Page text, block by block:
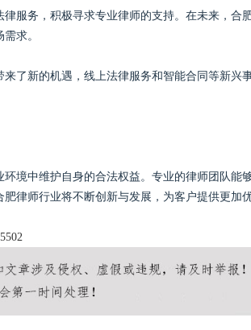
服务，积极寻求专业律师的支持。在未来，合
求。
了新的机遇，线上法律服务和智能合同等新兴
境中维护自身的合法权益。专业的律师团队能
律师行业将不断创新与发展，为客户提供更加